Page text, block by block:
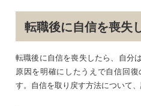
転職後に自信を喪失
転職後に自信を喪失したら、自分
原因を明確にしたうえで自信回
す。自信を取り戻す方法について